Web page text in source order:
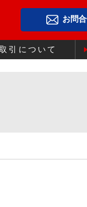
お問
引について